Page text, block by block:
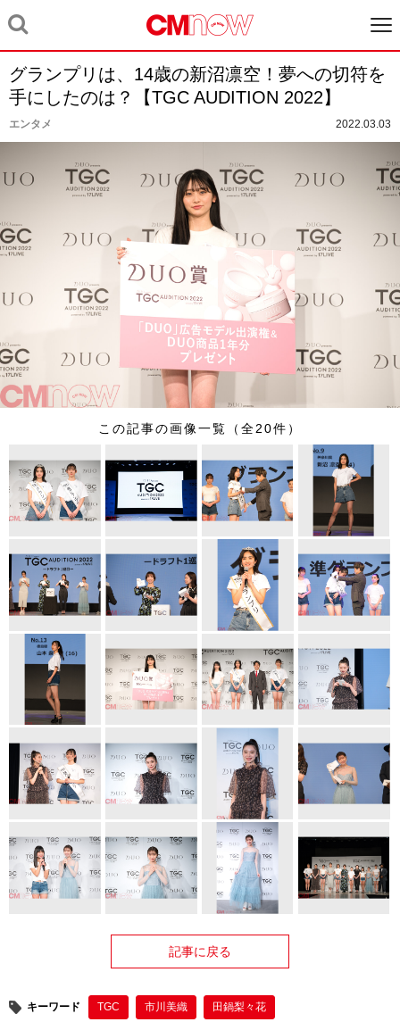
グランプリは、14歳の新沼凛空！夢への切符を
手にしたのは？【TGC AUDITION 2022】
エンタメ 2022.03.03
この記事の画像一覧（全20件）
記事に戻る
キーワード TGC 市川美織 田鍋梨々花